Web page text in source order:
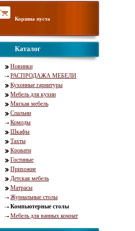
Корзина пуста
Каталог
Новинки
РАСПРОДАЖА МЕБЕЛИ
Кухонные гарнитуры
Мебель для кухни
Мягкая мебель
Спальни
Комоды
Шкафы
Тахты
Кровати
Гостиные
Прихожие
Детская мебель
Матрасы
Журнальные столы
Компьютерные столы
Мебель для ванных комнат